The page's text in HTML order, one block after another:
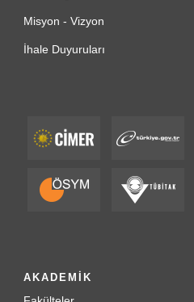
Misyon - Vizyon
İhale Duyuruları
AKADEMİK